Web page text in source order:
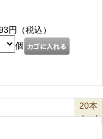
円（税込）
個
20本
パック